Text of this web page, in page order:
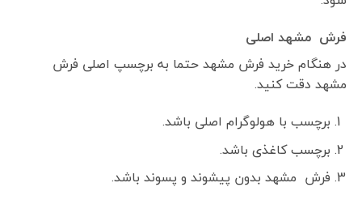
فرش مشهد اصلی
در هنگام خرید فرش مشهد حتما به برچسپ اصلی فرش
مشهد دقت کنید.
برچسب با هولوگرام اصلی باشد.
برچسب کاغذی باشد.
فرش مشهد بدون پیشوند و پسوند باشد.